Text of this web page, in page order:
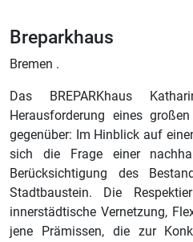
Breparkhaus
Bremen .
Das BREPARKhaus
Herausforderung eines
gegenüber: Im Hinblick auf
sich die Frage einer
Berücksichtigung des
Stadtbaustein. Die
innerstädtische Vernetzung,
jene Prämissen, die zur